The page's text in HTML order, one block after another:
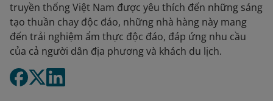
truyền thống Việt Nam được yêu thích đến những sáng
tạo thuần chay độc đáo, những nhà hàng này mang
đến trải nghiệm ẩm thực độc đáo, đáp ứng nhu cầu
của cả người dân địa phương và khách du lịch.